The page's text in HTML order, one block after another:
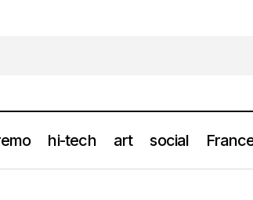
hi-tech art social